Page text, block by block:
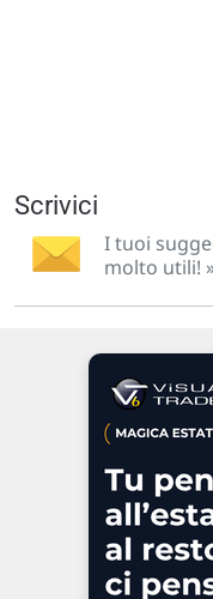
Scrivici
I tuoi
molto utili!